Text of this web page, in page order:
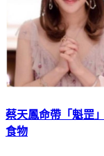
蔡天鳳命帶「魁罡
食物